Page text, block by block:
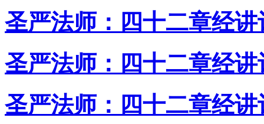
圣严法师：四十二章经
圣严法师：四十二章经
圣严法师：四十二章经